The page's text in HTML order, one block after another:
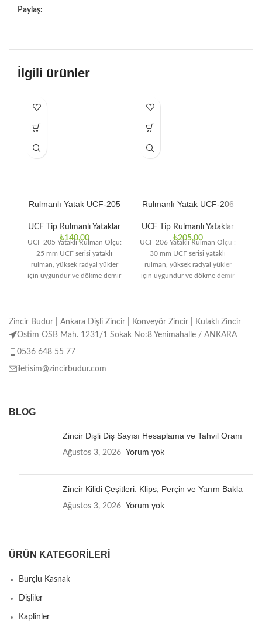
Paylaş:
İlgili ürünler
Rulmanlı Yatak UCF-205
UCF Tip Rulmanlı Yataklar
₺140,00
UCF 205 Yataklı Rulman Ölçü:
25 mm UCF serisi ​​yataklı
rulman, yüksek radyal yükler
için uygundur ve dökme demir
Rulmanlı Yatak UCF-206
UCF Tip Rulmanlı Yataklar
₺205,00
UCF 206 Yataklı Rulman Ölçü :
30 mm UCF serisi ​​yataklı
rulman, yüksek radyal yükler
için uygundur ve dökme demir
Zincir Budur | Ankara Dişli Zincir | Konveyör Zincir | Kulaklı Zincir
Ostim OSB Mah. 1231/1 Sokak No:8 Yenimahalle / ANKARA
0536 648 55 77
iletisim@zincirbudur.com
BLOG
Zincir Dişli Diş Sayısı Hesaplama ve Tahvil Oranı
Ağustos 3, 2026 Yorum yok
Zincir Kilidi Çeşitleri: Klips, Perçin ve Yarım Bakla
Ağustos 3, 2026 Yorum yok
ÜRÜN KATEGORILERI
Burçlu Kasnak
Dişliler
Kaplinler